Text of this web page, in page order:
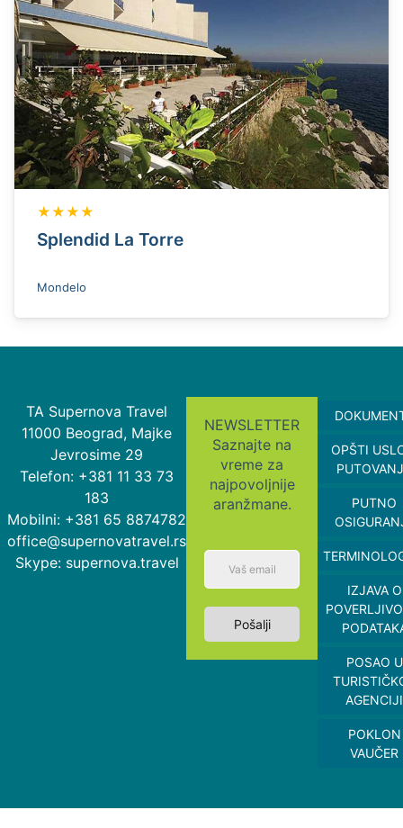
★★★★
Splendid La Torre
Mondelo
TA Supernova Travel
11000 Beograd, Majke
Jevrosime 29
Telefon: +381 11 33 73
183
Mobilni: +381 65 8874782
office@supernovatravel.rs
Skype: supernova.travel
NEWSLETTER
Saznajte na
vreme za
najpovoljnije
aranžmane.
Pošalji
OPŠTI
PUTNO
IZJAVA O
POSAO U
AGENCIJI
POKLON
VAUČER